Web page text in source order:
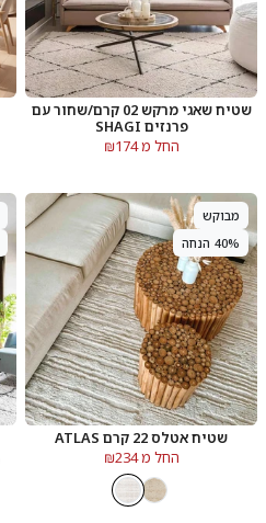
שטיח שאגי מרקש 02 קרם/שחור עם
פרנזים SHAGI
החל מ ₪174
מבוקש
40% הנחה
שטיח אטלס 22 קרם ATLAS
החל מ ₪234